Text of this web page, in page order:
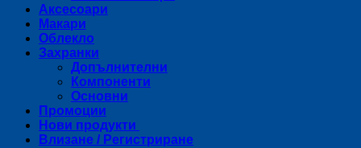
Аксесоари
Макари
Облекло
Захранки
Допълнителни
Компоненти
Основни
Промоции
Нови продукти
Влизане / Регистриране